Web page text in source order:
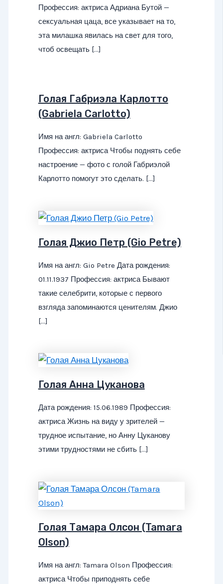
Профессия: актриса Адриана Бутой —
сексуальная цаца, все указывает на то,
эта милашка явилась на свет для того,
чтоб освещать […]
Голая Габриэла Карлотто
(Gabriela Carlotto)
Имя на англ: Gabriela Carlotto
Профессия: актриса Чтобы поднять себе
настроение — фото с голой Габриэлой
Карлотто помогут это сделать. […]
Голая Джио Петр (Gio Petre)
Имя на англ: Gio Petre Дата рождения:
01.11.1937 Профессия: актриса Бывают
такие селебрити, которые с первого
взгляда запоминаются ценителям. Джио
[…]
Голая Анна Цуканова
Дата рождения: 15.06.1989 Профессия:
актриса Жизнь на виду у зрителей —
трудное испытание, но Анну Цуканову
этими трудностями не сбить […]
Голая Тамара Олсон (Tamara
Olson)
Имя на англ: Tamara Olson Профессия:
актриса Чтобы приподнять себе